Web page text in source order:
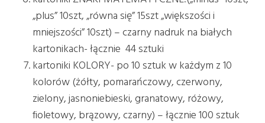
„plus” 10szt, „równa się” 15szt „większości i
mniejszości” 10szt) – czarny nadruk na białych
kartonikach- łącznie 44 sztuki
kartoniki KOLORY- po 10 sztuk w każdym z 10
kolorów (żółty, pomarańczowy, czerwony,
zielony, jasnoniebieski, granatowy, różowy,
fioletowy, brązowy, czarny) – łącznie 100 sztuk